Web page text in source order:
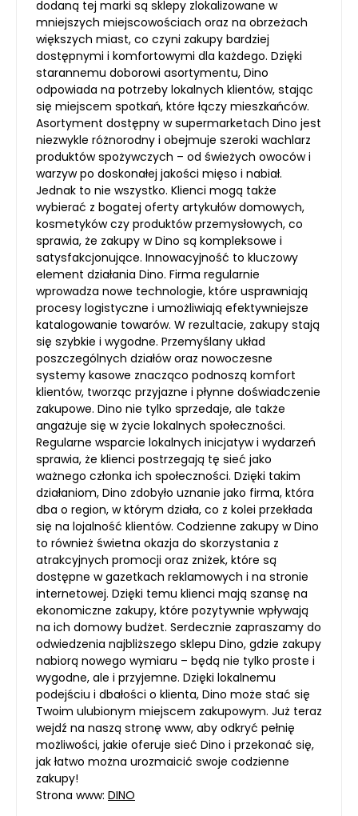
dodaną tej marki są sklepy zlokalizowane w
mniejszych miejscowościach oraz na obrzeżach
większych miast, co czyni zakupy bardziej
dostępnymi i komfortowymi dla każdego. Dzięki
starannemu doborowi asortymentu, Dino
odpowiada na potrzeby lokalnych klientów, stając
się miejscem spotkań, które łączy mieszkańców.
Asortyment dostępny w supermarketach Dino jest
niezwykle różnorodny i obejmuje szeroki wachlarz
produktów spożywczych – od świeżych owoców i
warzyw po doskonałej jakości mięso i nabiał.
Jednak to nie wszystko. Klienci mogą także
wybierać z bogatej oferty artykułów domowych,
kosmetyków czy produktów przemysłowych, co
sprawia, że zakupy w Dino są kompleksowe i
satysfakcjonujące. Innowacyjność to kluczowy
element działania Dino. Firma regularnie
wprowadza nowe technologie, które usprawniają
procesy logistyczne i umożliwiają efektywniejsze
katalogowanie towarów. W rezultacie, zakupy stają
się szybkie i wygodne. Przemyślany układ
poszczególnych działów oraz nowoczesne
systemy kasowe znacząco podnoszą komfort
klientów, tworząc przyjazne i płynne doświadczenie
zakupowe. Dino nie tylko sprzedaje, ale także
angażuje się w życie lokalnych społeczności.
Regularne wsparcie lokalnych inicjatyw i wydarzeń
sprawia, że klienci postrzegają tę sieć jako
ważnego członka ich społeczności. Dzięki takim
działaniom, Dino zdobyło uznanie jako firma, która
dba o region, w którym działa, co z kolei przekłada
się na lojalność klientów. Codzienne zakupy w Dino
to również świetna okazja do skorzystania z
atrakcyjnych promocji oraz zniżek, które są
dostępne w gazetkach reklamowych i na stronie
internetowej. Dzięki temu klienci mają szansę na
ekonomiczne zakupy, które pozytywnie wpływają
na ich domowy budżet. Serdecznie zapraszamy do
odwiedzenia najbliższego sklepu Dino, gdzie zakupy
nabiorą nowego wymiaru – będą nie tylko proste i
wygodne, ale i przyjemne. Dzięki lokalnemu
podejściu i dbałości o klienta, Dino może stać się
Twoim ulubionym miejscem zakupowym. Już teraz
wejdź na naszą stronę www, aby odkryć pełnię
możliwości, jakie oferuje sieć Dino i przekonać się,
jak łatwo można urozmaicić swoje codzienne
zakupy!
Strona www: DINO